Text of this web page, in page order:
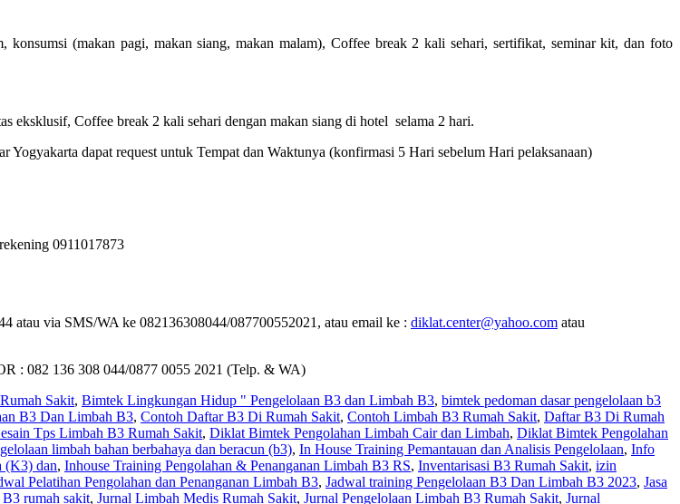
(makan pagi, makan siang, makan malam), Coffee break 2 kali sehari, sertifikat, seminar kit, dan foto
eksklusif, Coffee break 2 kali sehari dengan makan siang di hotel selama 2 hari.
dapat request untuk Tempat dan Waktunya (konfirmasi 5 Hari sebelum Hari pelaksanaan)
0911017873
atau via SMS/WA ke 082136308044/087700552021, atau email ke : diklat.center@yahoo.com atau
136 308 044/0877 0055 2021 (Telp. & WA)
Sakit, Bimtek Lingkungan Hidup " Pengelolaan B3 dan Limbah B3, bimtek pedoman dasar pengelolaan b3
B3 Dan Limbah B3, Contoh Daftar B3 Di Rumah Sakit, Contoh Limbah B3 Rumah Sakit, Daftar B3 Di Rumah
Tps Limbah B3 Rumah Sakit, Diklat Bimtek Pengolahan Limbah Cair dan Limbah, Diklat Bimtek Pengolahan
limbah bahan berbahaya dan beracun (b3), In House Training Pemantauan dan Analisis Pengelolaan, Info
(K3) dan, Inhouse Training Pengolahan & Penanganan Limbah B3 RS, Inventarisasi B3 Rumah Sakit, izin
Pelatihan Pengolahan dan Penanganan Limbah B3, Jadwal training Pengelolaan B3 Dan Limbah B3 2023, Jasa
rumah sakit, Jurnal Limbah Medis Rumah Sakit, Jurnal Pengelolaan Limbah B3 Rumah Sakit, Jurnal